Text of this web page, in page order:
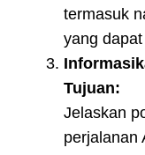
termasuk
yang
Tujuan:
Jelaskan
perjalanan